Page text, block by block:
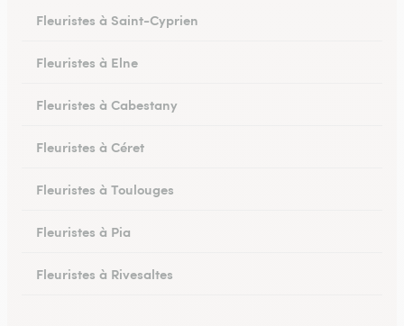
Fleuristes à Saint-Cyprien
Fleuristes à Elne
Fleuristes à Cabestany
Fleuristes à Céret
Fleuristes à Toulouges
Fleuristes à Pia
Fleuristes à Rivesaltes